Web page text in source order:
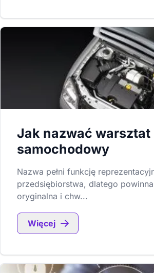
Jak nazwać warsztat
samochodowy
Nazwa pełni funkcję
przedsiębiorstwa, dlatego
oryginalna i chw...
Więcej